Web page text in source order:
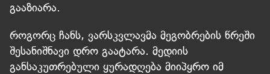
გააზიარა.
როგორც ჩანს, ვარსკვლავმა მეგობრების წრეში
შესანიშნავი დრო გაატარა. მედიის
განსაკუთრებული ყურადღება მიიპყრო იმ